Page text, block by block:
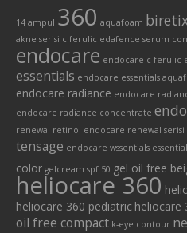
14 ampul 360 aquafoam
akne serisi c ferulic edafence serum
endocare endocare c ferulic
essentials endocare essentials
endocare radiance endocare
endocare radiance concentrate
renewal retinol endocare renewal serisi
tensage endocare wssentials
color gelcream spf 50 gel oil free
heliocare 360
heliocare 360 pediatric heliocare
oil free compact k-eye contour